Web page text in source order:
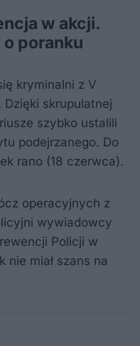
w akcji.
poranku
kryminalni z V
Dzięki skrupulatnej
szybko ustalili
podejrzanego. Do
rano (18 czerwca).
operacyjnych z
wywiadowcy
Policji w
miał szans na